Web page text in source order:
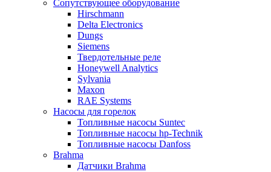
Сопутствующее оборудование
Hirschmann
Delta Electronics
Dungs
Siemens
Твердотельные реле
Honeywell Analytics
Sylvania
Maxon
RAE Systems
Насосы для горелок
Топливные насосы Suntec
Топливные насосы hp-Technik
Топливные насосы Danfoss
Brahma
Датчики Brahma